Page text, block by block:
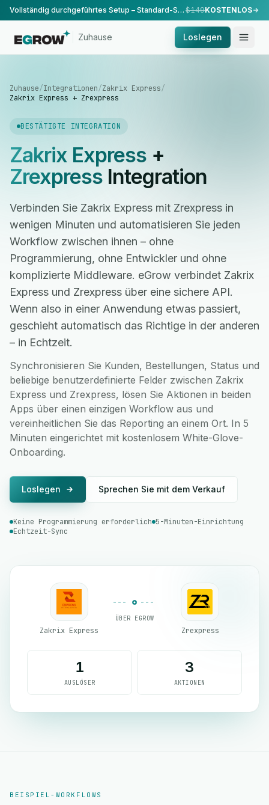
Vollständig durchgeführtes Setup – Standard-Setup, durchgeführt von unserem Team. $149KOSTENLOS
Zuhause Loslegen
Zuhause/Integrationen/Zakrix Express/
Zakrix Express + Zrexpress
BESTÄTIGTE INTEGRATION
Zakrix Express+
ZrexpressIntegration
Verbinden Sie Zakrix Express mit Zrexpress in
wenigen Minuten und automatisieren Sie jeden
Workflow zwischen ihnen – ohne
Programmierung, ohne Entwickler und ohne
komplizierte Middleware. eGrow verbindet Zakrix
Express und Zrexpress über eine sichere API.
Wenn also in einer Anwendung etwas passiert,
geschieht automatisch das Richtige in der anderen
– in Echtzeit.
Synchronisieren Sie Kunden, Bestellungen, Status und
beliebige benutzerdefinierte Felder zwischen Zakrix
Express und Zrexpress, lösen Sie Aktionen in beiden
Apps über einen einzigen Workflow aus und
vereinheitlichen Sie das Reporting an einem Ort. In 5
Minuten eingerichtet mit kostenlosem White-Glove-
Onboarding.
Loslegen Sprechen Sie mit dem Verkauf
Keine Programmierung erforderlich 5-Minuten-Einrichtung
Echtzeit-Sync
Zakrix Express
ÜBER EGROW
Zrexpress
1
AUSLÖSER
3
AKTIONEN
BEISPIEL-WORKFLOWS